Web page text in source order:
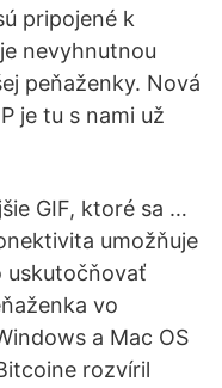
pripojené k
nevyhnutnou
peňaženky. Nová
je tu s nami už
GIF, ktoré sa …
umožňuje
uskutočňovať
vo
a Mac OS
rozvíril